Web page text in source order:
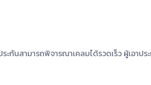
กันสามารถพิจารณาเคลมได้รวดเร็ว ผู้เอา